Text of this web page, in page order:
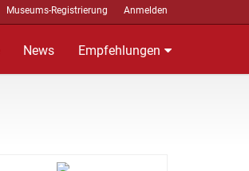
Museums-Registrierung Anmelden
News Empfehlungen